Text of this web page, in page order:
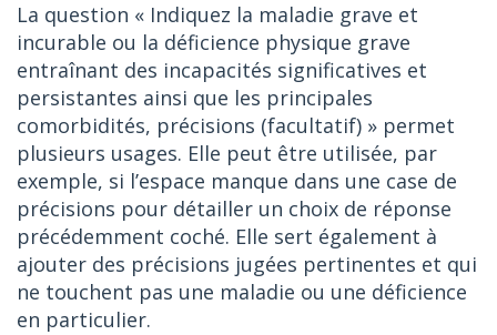
La question « Indiquez la maladie grave et
incurable ou la déficience physique grave
entraînant des incapacités significatives et
persistantes ainsi que les principales
comorbidités, précisions (facultatif) » permet
plusieurs usages. Elle peut être utilisée, par
exemple, si l’espace manque dans une case de
précisions pour détailler un choix de réponse
précédemment coché. Elle sert également à
ajouter des précisions jugées pertinentes et qui
ne touchent pas une maladie ou une déficience
en particulier.